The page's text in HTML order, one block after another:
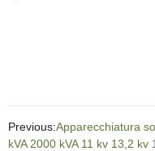
Previous:Apparecchiatura
kVA 2000 kVA 11 kv 13,2 kv